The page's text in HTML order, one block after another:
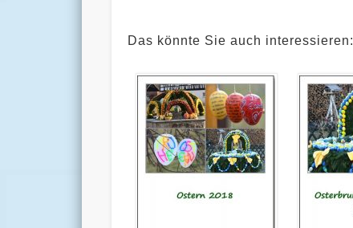
Das könnte Sie auch interessieren: